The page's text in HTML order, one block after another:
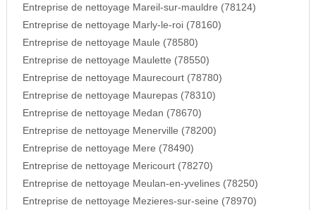
Entreprise de nettoyage Mareil-sur-mauldre (78124)
Entreprise de nettoyage Marly-le-roi (78160)
Entreprise de nettoyage Maule (78580)
Entreprise de nettoyage Maulette (78550)
Entreprise de nettoyage Maurecourt (78780)
Entreprise de nettoyage Maurepas (78310)
Entreprise de nettoyage Medan (78670)
Entreprise de nettoyage Menerville (78200)
Entreprise de nettoyage Mere (78490)
Entreprise de nettoyage Mericourt (78270)
Entreprise de nettoyage Meulan-en-yvelines (78250)
Entreprise de nettoyage Mezieres-sur-seine (78970)